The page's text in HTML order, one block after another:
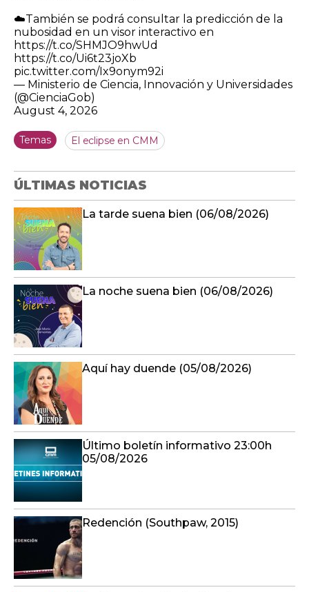
☁️También se podrá consultar la predicción de la
nubosidad en un visor interactivo en
https://t.co/SHMJO9hwUd
https://t.co/Ui6t23joXb
pic.twitter.com/Ix9onym92i
— Ministerio de Ciencia, Innovación y Universidades
(@CienciaGob)
August 4, 2026
Temas El eclipse en CMM
ÚLTIMAS NOTICIAS
La tarde suena bien (06/08/2026)
La noche suena bien (06/08/2026)
Aquí hay duende (05/08/2026)
Último boletín informativo 23:00h
05/08/2026
Redención (Southpaw, 2015)